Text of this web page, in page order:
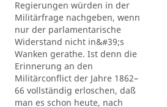
Regierungen würden in der
Militärfrage nachgeben, wenn
nur der parlamentarische
Widerstand nicht in&#39;s
Wanken gerathe. Ist denn die
Erinnerung an den
Militärconflict der Jahre 1862–
66 vollständig erloschen, daß
man es schon heute, nach